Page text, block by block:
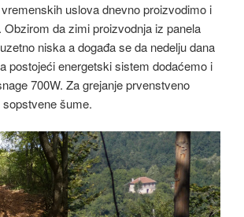
uslova dnevno proizvodimo i
Obzirom da zimi proizvodnja iz panela
niska a događa se da nedelju dana
postojeći energetski sistem dodaćemo i
700W. Za grejanje prvenstveno
šume.